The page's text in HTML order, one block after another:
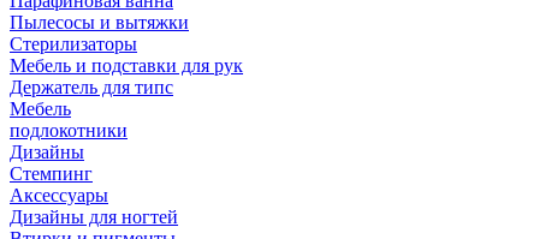
Пылесосы и вытяжки
Стерилизаторы
Мебель и подставки для рук
Держатель для типс
Мебель
подлокотники
Дизайны
Стемпинг
Аксессуары
Дизайны для ногтей